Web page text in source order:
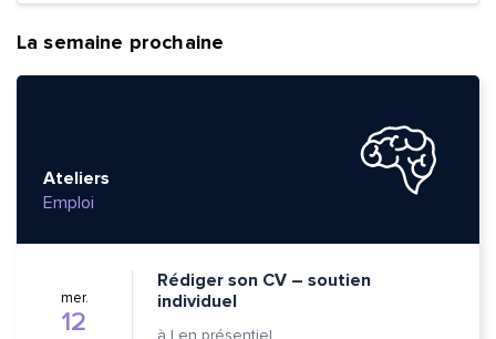
La semaine prochaine
Ateliers
Emploi
mer.
12
Rédiger son CV – soutien
individuel